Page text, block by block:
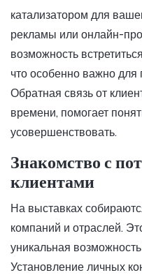
катализатором для
рекламы или онлайн-
возможность
что особенно важно для
Обратная связь от
времени, помогает
усовершенствовать.
Знакомство с
клиентами
На выставках
компаний и отраслей.
уникальная
Установление личных